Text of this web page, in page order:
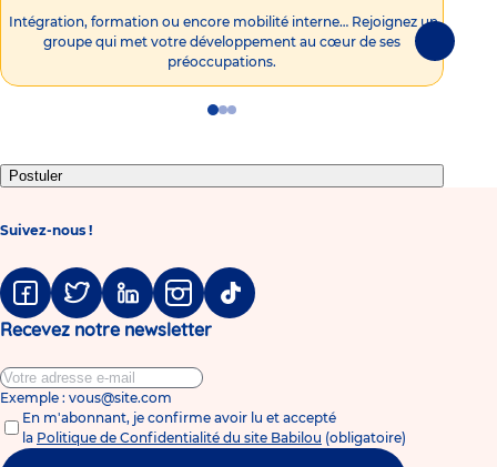
Intégration, formation ou encore mobilité interne… Rejoignez un
groupe qui met votre développement au cœur de ses
préoccupations.
Go
1
Go
2
Go
3
Postuler
Suivez-nous !
FacebookTwitter LinkedinInstagramTiktok
Recevez notre newsletter
Exemple : vous@site.com
En m'abonnant, je confirme avoir lu et accepté
la Politique de Confidentialité du site Babilou (obligatoire)